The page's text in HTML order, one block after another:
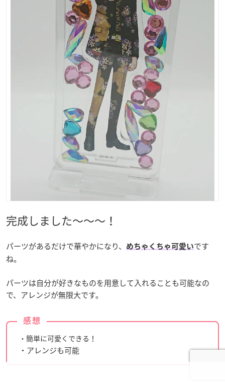
完成しました～～～！
パーツがあるだけで華やかになり、 めちゃくちゃ可愛いです
ね。
パーツは自分が好きなものを用意して入れることも可能なの
で、アレンジが無限大です。
感想
・簡単に可愛くできる！
・アレンジも可能